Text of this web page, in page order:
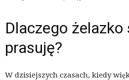
Dlaczego żelazko
prasuję?
W dzisiejszych czasach, kiedy